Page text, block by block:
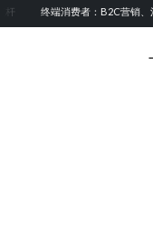
终端消费者：B2C营销、